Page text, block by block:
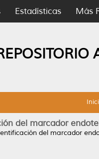
Estadísticas Más
del marcador
del marcador